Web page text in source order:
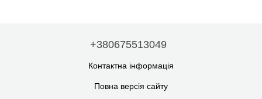
+380675513049
Контактна інформація
Повна версія сайту